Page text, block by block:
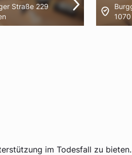
Straße 229
im Todesfall zu